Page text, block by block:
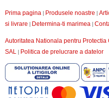
Prima pagina | Produsele noastre |
si livrare | Determina-ti marimea |
Autoritatea Nationala pentru Protectia
SAL | Politica de prelucrare a datelor